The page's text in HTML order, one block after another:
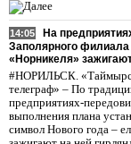
14:05
На
Заполярного филиала
«Норникеля»
#НОРИЛЬСК.
телеграф» – По
предприятиях-
выполнения плана
символ Нового года –